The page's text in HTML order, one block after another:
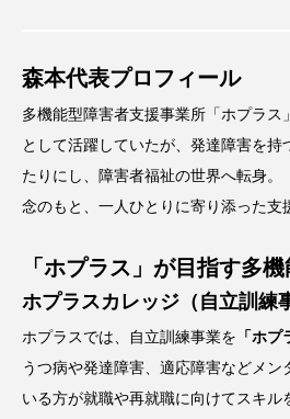
森本代表プロフィール
多機能型障害者支援事業所「ホプラス
として活躍していたが、発達障害を持
たりにし、障害者福祉の世界へ転身。
念のもと、一人ひとりに寄り添った支
「ホプラス」が目指す多
ホプラスカレッジ（自立訓練
ホプラスでは、自立訓練事業を 「ホプ
うつ病や発達障害、適応障害などメン
いる方が就職や再就職に向けてスキル